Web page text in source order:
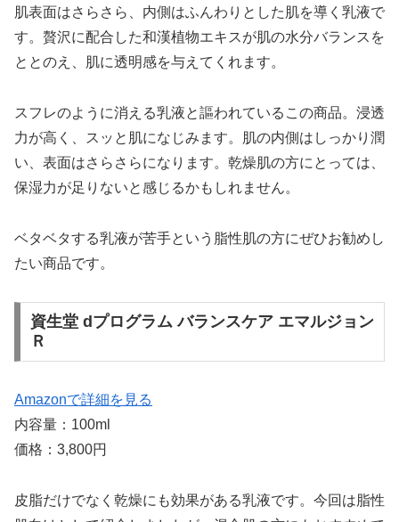
肌表面はさらさら、内側はふんわりとした肌を導く乳液で
す。贅沢に配合した和漢植物エキスが肌の水分バランスを
ととのえ、肌に透明感を与えてくれます。
スフレのように消える乳液と謳われているこの商品。浸透
力が高く、スッと肌になじみます。肌の内側はしっかり潤
い、表面はさらさらになります。乾燥肌の方にとっては、
保湿力が足りないと感じるかもしれません。
ベタベタする乳液が苦手という脂性肌の方にぜひお勧めし
たい商品です。
資生堂 dプログラム バランスケア エマルジョン
Ｒ
Amazonで詳細を見る
内容量：100ml
価格：3,800円
皮脂だけでなく乾燥にも効果がある乳液です。今回は脂性